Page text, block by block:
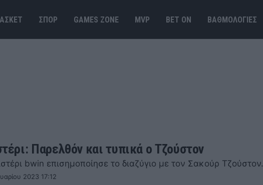
ΣΠΟΡ GAMES ΖΟΝΕ MVP BET ΟΝ ΒΑΘΜΟΛΟΓΙΕΣ
Παρελθόν και τυπικά ο Τζούστον
bwin επισημοποίησε το διαζύγιο με τον Σακούρ Τζούστον.
2023 17:12